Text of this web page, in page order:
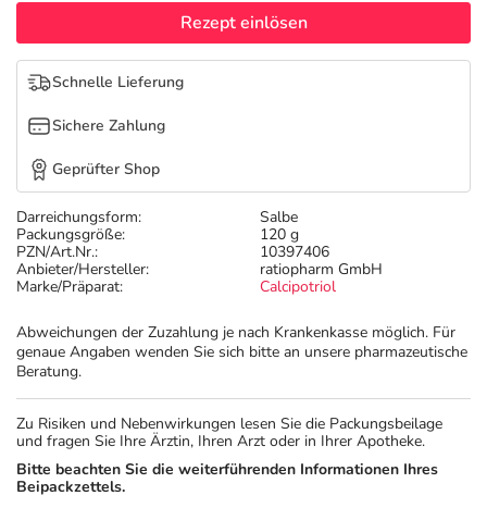
Tierapotheke
Vitamine & Mineralstoffe
Marken
Täglich gut versorgt
Salus Deals
Darreichungsform:
Salbe
Packungsgröße:
120 g
PZN/Art.Nr.:
10397406
Anbieter/Hersteller:
ratiopharm GmbH
Marke/Präparat:
Calcipotriol
Abweichungen der Zuzahlung je nach Krankenkasse möglich. Für
genaue Angaben wenden Sie sich bitte an unsere pharmazeutische
Beratung.
Rezept einlösen
Schnelle Lieferung
Sichere Zahlung
Geprüfter Shop
Zu Risiken und Nebenwirkungen lesen Sie die Packungsbeilage
und fragen Sie Ihre Ärztin, Ihren Arzt oder in Ihrer Apotheke.
Bitte beachten Sie die weiterführenden Informationen Ihres
Beipackzettels.